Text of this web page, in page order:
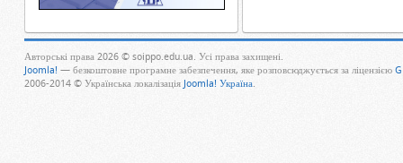
Авторські права 2026 © soippo.edu.ua. Усі права захищені.
Joomla! — безкоштовне програмне забезпечення, яке розповсюджується за ліцензією
2006-2014 © Українська локалізація Joomla! Україна.